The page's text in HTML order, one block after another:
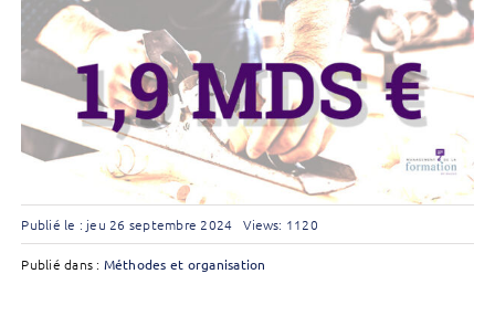
Publié le : jeu 26 septembre 2024 Views: 1120
Publié dans : Méthodes et organisation